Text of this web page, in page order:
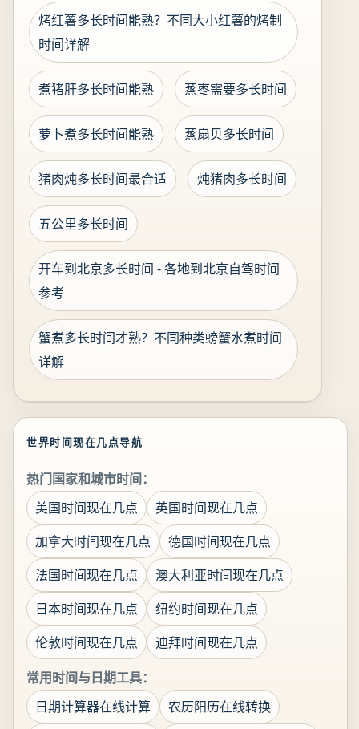
烤红薯多长时间能熟？不同大小红薯的烤制
时间详解
煮猪肝多长时间能熟 蒸枣需要多长时间
萝卜煮多长时间能熟 蒸扇贝多长时间
猪肉炖多长时间最合适 炖猪肉多长时间
五公里多长时间
开车到北京多长时间 - 各地到北京自驾时间
参考
蟹煮多长时间才熟？不同种类螃蟹水煮时间
详解
世界时间现在几点导航
热门国家和城市时间：
美国时间现在几点
英国时间现在几点
加拿大时间现在几点
德国时间现在几点
法国时间现在几点
澳大利亚时间现在几点
日本时间现在几点
纽约时间现在几点
伦敦时间现在几点
迪拜时间现在几点
常用时间与日期工具：
日期计算器在线计算
农历阳历在线转换